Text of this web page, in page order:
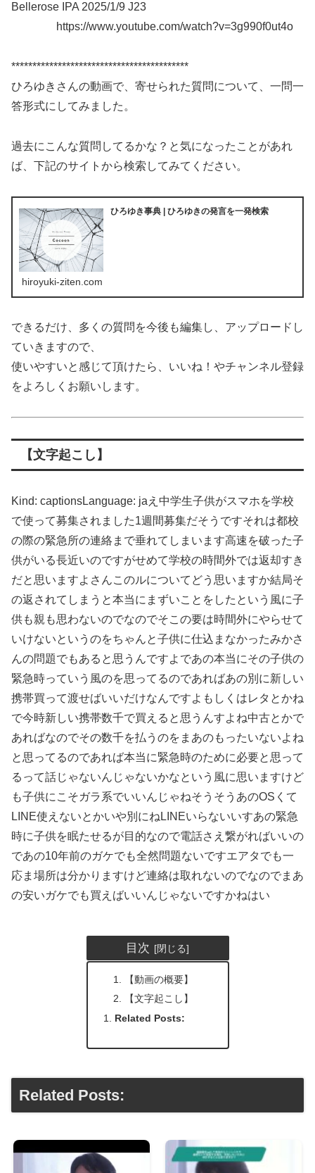
Bellerose IPA 2025/1/9 J23
https://www.youtube.com/watch?v=3g990f0ut4o
******************************************
ひろゆきさんの動画で、寄せられた質問について、一問一
答形式にしてみました。
過去にこんな質問してるかな？と気になったことがあれ
ば、下記のサイトから検索してみてください。
ひろゆき事典 | ひろゆきの発言を一発検索
hiroyuki-ziten.com
できるだけ、多くの質問を今後も編集し、アップロードし
ていきますので、
使いやすいと感じて頂けたら、いいね！やチャンネル登録
をよろしくお願いします。
【文字起こし】
Kind: captionsLanguage: jaえ中学生子供がスマホを学校
で使って募集されました1週間募集だそうですそれは都校
の際の緊急所の連絡まで垂れてしまいます高速を破った子
供がいる長近いのですがせめて学校の時間外では返却すき
だと思いますよさんこのルについてどう思いますか結局そ
の返されてしまうと本当にまずいことをしたという風に子
供も親も思わないのでなのでそこの要は時間外にやらせて
いけないというのをちゃんと子供に仕込まなかったみかさ
んの問題でもあると思うんですよであの本当にその子供の
緊急時っていう風のを思ってるのであればあの別に新しい
携帯買って渡せばいいだけなんですよもしくはレタとかね
で今時新しい携帯数千で買えると思うんすよね中古とかで
あればなのでその数千を払うのをまあのもったいないよね
と思ってるのであれば本当に緊急時のために必要と思って
るって話じゃないんじゃないかなという風に思いますけど
も子供にこそガラ系でいいんじゃねそうそうあのOSくて
LINE使えないとかいや別にねLINEいらないいすあの緊急
時に子供を眠たせるが目的なので電話さえ繋がればいいの
であの10年前のガケでも全然問題ないですエアタでも一
応ま場所は分かりますけど連絡は取れないのでなのでまあ
の安いガケでも買えばいいんじゃないですかねはい
目次
【動画の概要】
【文字起こし】
Related Posts:
Related Posts: